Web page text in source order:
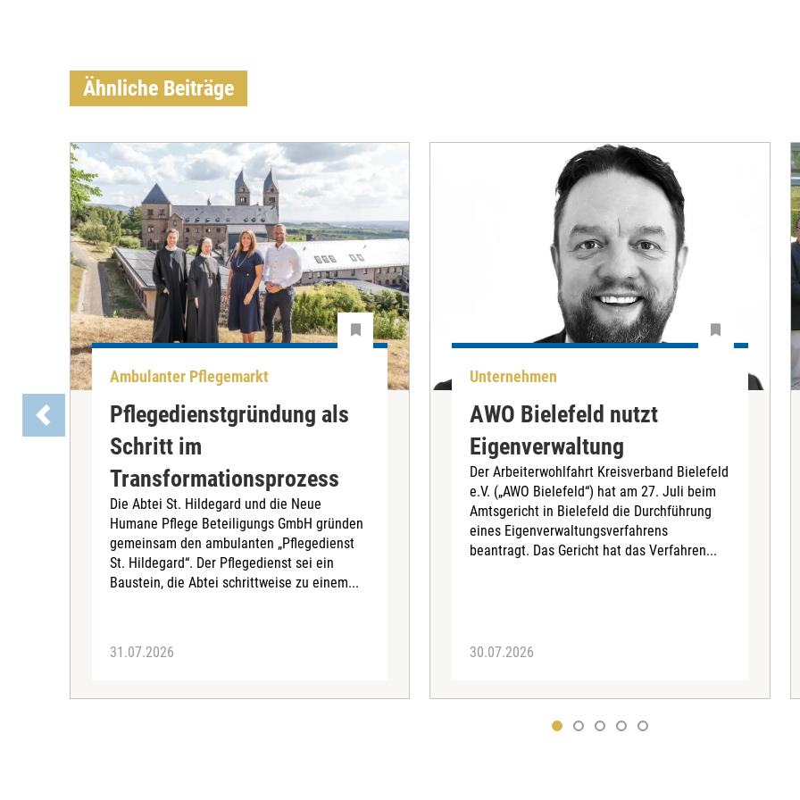
Ähnliche Beiträge
Ambulanter Pflegemarkt
Pflegedienstgründung als
Schritt im
Transformationsprozess
Die Abtei St. Hildegard und die Neue
Humane Pflege Beteiligungs GmbH gründen
gemeinsam den ambulanten „Pflegedienst
St. Hildegard“. Der Pflegedienst sei ein
Baustein, die Abtei schrittweise zu einem...
31.07.2026
Unternehmen
AWO Bielefeld nutzt
Eigenverwaltung
Der Arbeiterwohlfahrt Kreisverband Bielefeld
e.V. („AWO Bielefeld“) hat am 27. Juli beim
Amtsgericht in Bielefeld die Durchführung
eines Eigenverwaltungsverfahrens
beantragt. Das Gericht hat das Verfahren...
30.07.2026